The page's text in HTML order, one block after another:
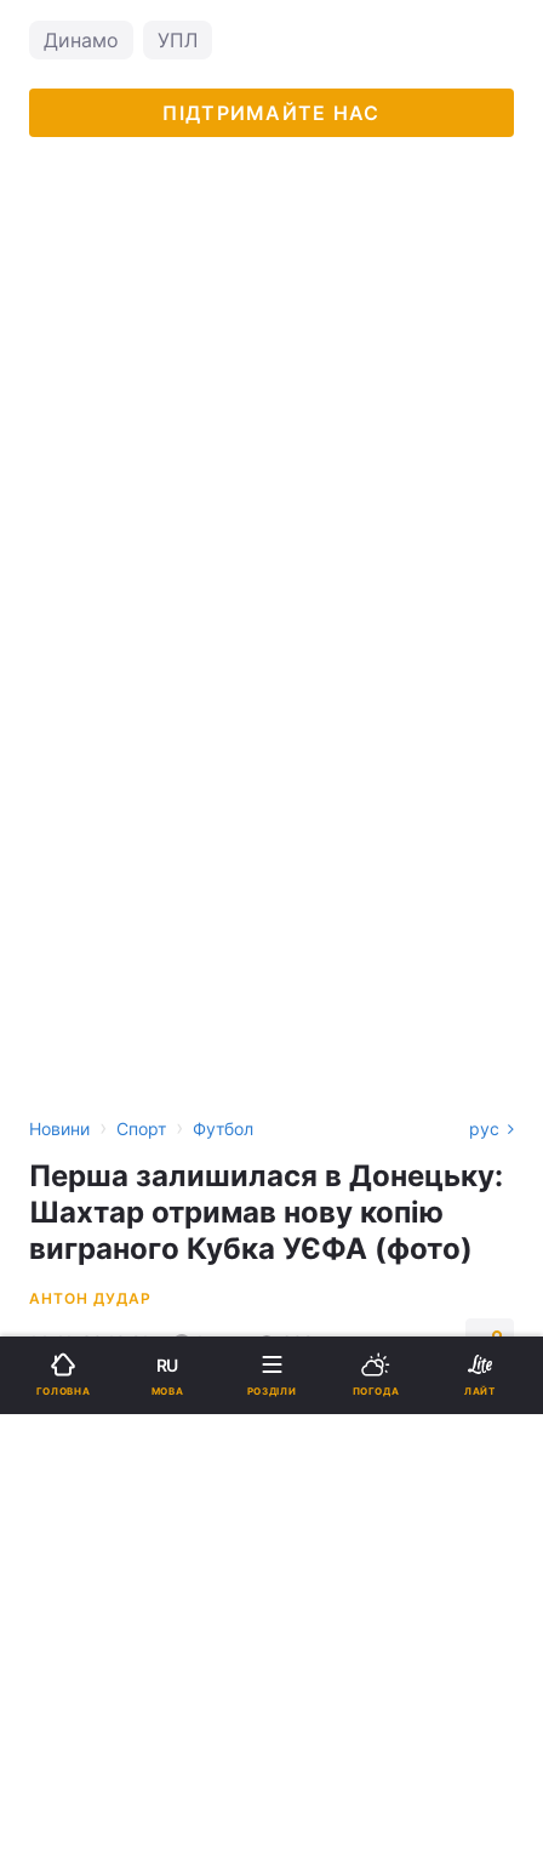
Динамо УПЛ
ПІДТРИМАЙТЕ НАС
Новини › Спорт › Футбол рус
Перша залишилася в Донецьку:
Шахтар отримав нову копію
виграного Кубка УЄФА (фото)
АНТОН ДУДАР
14:41, 30.10.21 1 хв. 602
Підпишіться на нас в Google
ГОЛОВНА
RU
МОВА РОЗДІЛИ ПОГОДА ЛАЙТ